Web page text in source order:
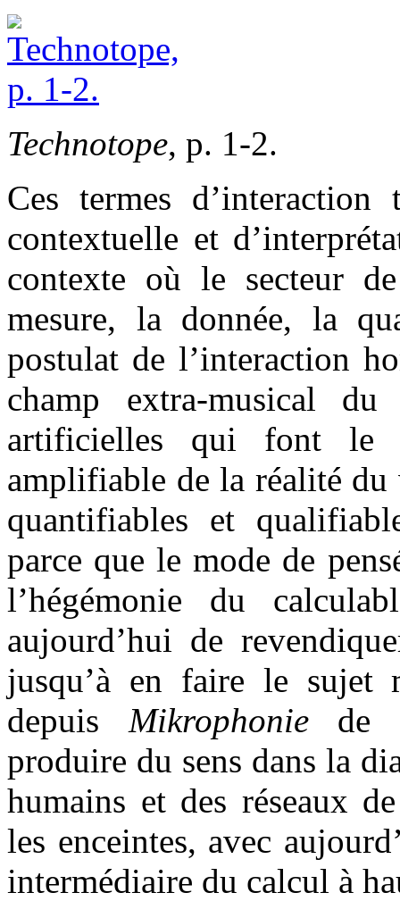
Technotope, p. 1-2.
Ces termes
contextuelle et
contexte où le secteur
mesure, la donnée, la
postulat de l’interaction
champ extra-musical
artificielles qui font le
amplifiable de la réalité du
quantifiables et
parce que le mode de
l’hégémonie du
aujourd’hui de
jusqu’à en faire le sujet
depuis Mikrophoniede
produire du sens dans la
humains et des réseaux
les enceintes, avec
intermédiaire du calcul à